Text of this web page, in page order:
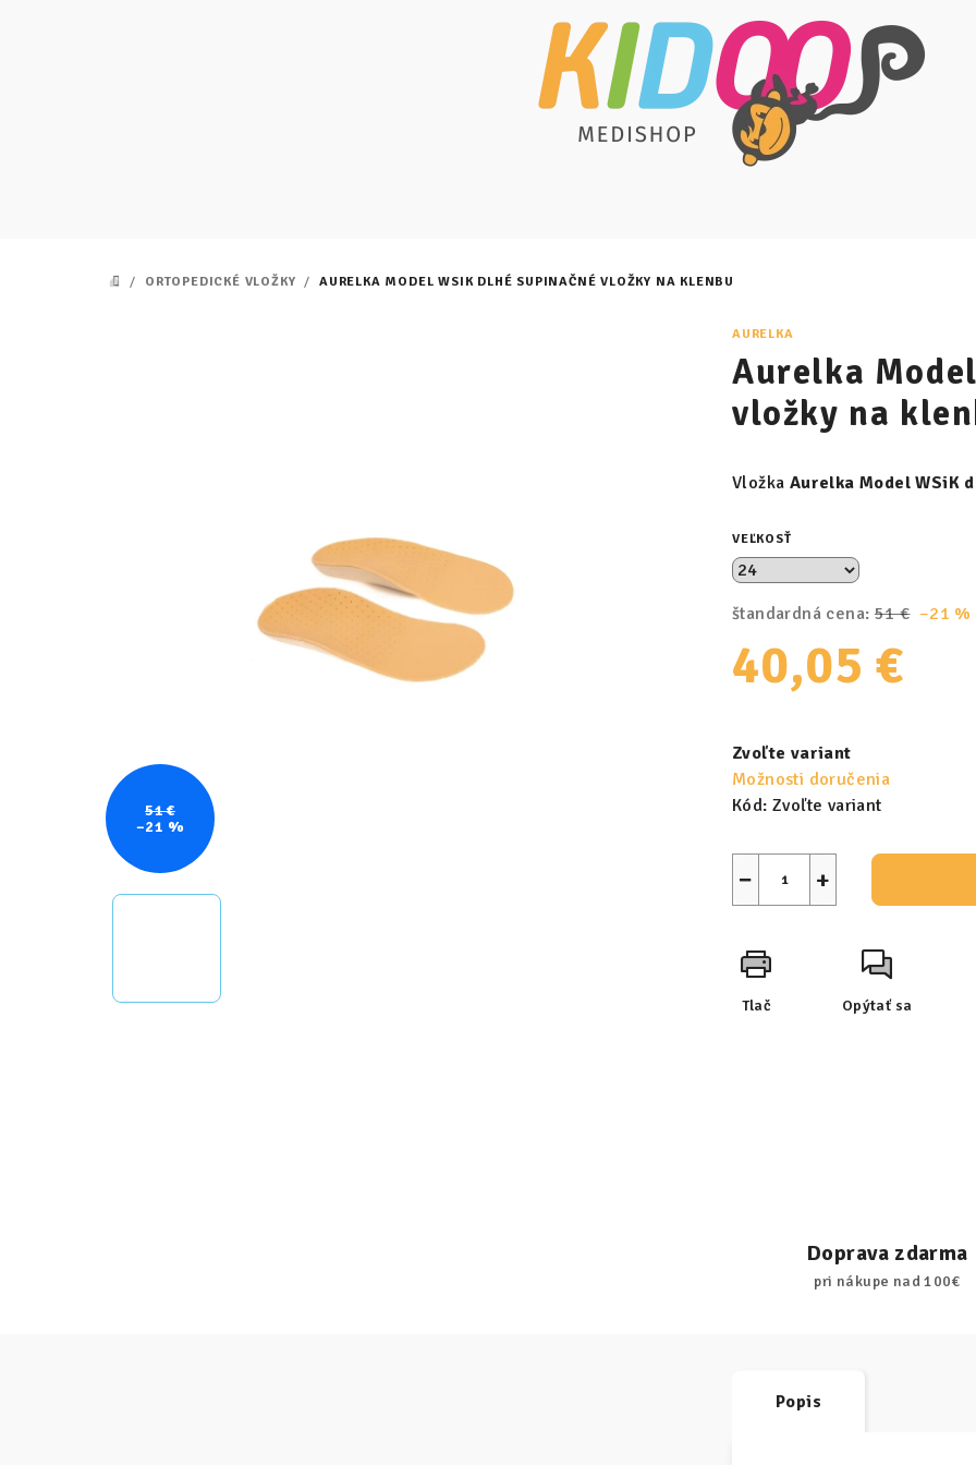
DOMOV
/ ORTOPEDICKÉ VLOŽKY / AURELKA MODEL WSIK DLHÉ SUPINAČNÉ VLOŽKY NA KLENBU
AURELKA
Aurelka
vložky na
Vložka Aurelka Model WSiK
VEĽKOSŤ
štandardná cena: 51 € –21 %
40,05 €
cena:
Zvoľte variant
Možnosti doručenia
Kód: Zvoľte variant
+
−
Tlač Opýtať sa
51 €
–21 %
Doprava zdarma
pri nákupe nad 100€
Popis